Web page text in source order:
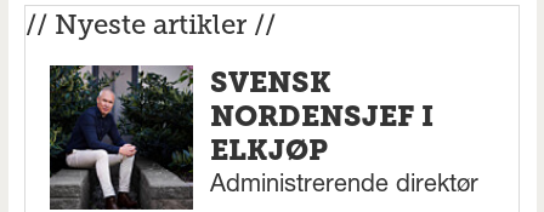
// Nyeste artikler //
SVENSK
NORDENSJEF I
ELKJØP
Administrerende direktør